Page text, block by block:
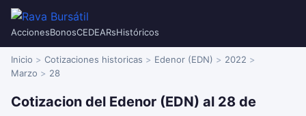
AccionesBonosCEDEARsHistóricos
Inicio Cotizaciones historicas Edenor (EDN)
2022
Marzo
28
Cotizacion del Edenor (EDN) al 28 de